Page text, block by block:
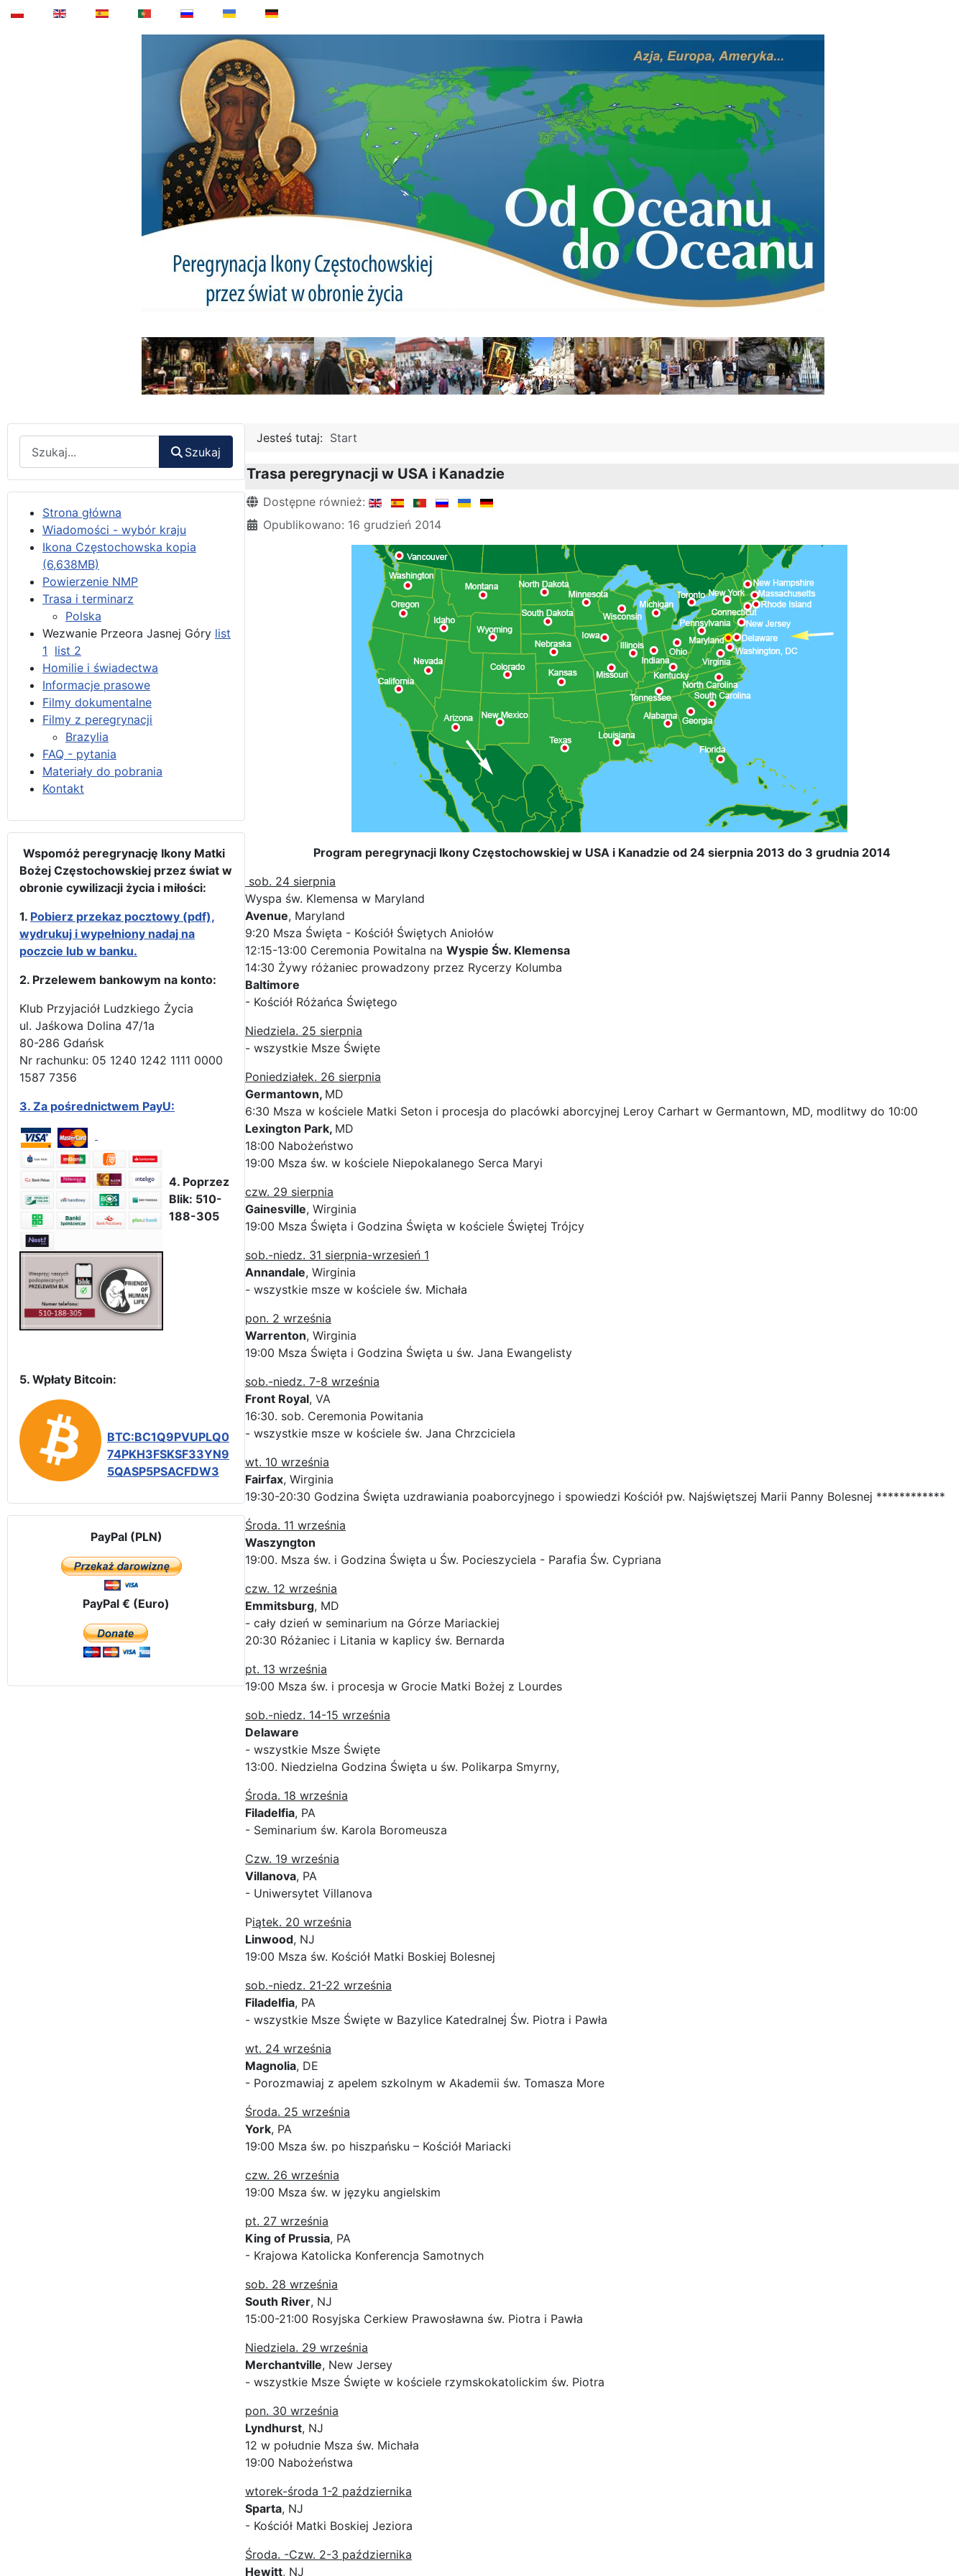
Szukaj
Strona główna
Wiadomości - wybór kraju
Ikona Częstochowska kopia
(6,638MB)
Powierzenie NMP
Trasa i terminarz
Polska
Wezwanie Przeora Jasnej Góry list
1 list 2
Homilie i świadectwa
Informacje prasowe
Filmy dokumentalne
Filmy z peregrynacji
Brazylia
FAQ - pytania
Materiały do pobrania
Kontakt
Wspomóż peregrynację Ikony Matki
Bożej Częstochowskiej przez świat w
obronie cywilizacji życia i miłości:
1. Pobierz przekaz pocztowy (pdf),
wydrukuj i wypełniony nadaj na
poczcie lub w banku.
2. Przelewem bankowym na konto:
Klub Przyjaciół Ludzkiego Życia
ul. Jaśkowa Dolina 47/1a
80-286 Gdańsk
Nr rachunku: 05 1240 1242 1111 0000
1587 7356
3. Za pośrednictwem PayU:
4. Poprzez
Blik: 510-
188-305
5. Wpłaty Bitcoin:
BTC:BC1Q9PVUPLQ0
74PKH3FSKSF33YN9
5QASP5PSACFDW3
PayPal (PLN)
PayPal € (Euro)
Jesteś tutaj: Start
Trasa peregrynacji w USA i Kanadzie
Szczegóły
Dostępne również:
Opublikowano: 16 grudzień 2014
Program peregrynacji Ikony Częstochowskiej w USA i Kanadzie od 24 sierpnia 2013 do 3 grudnia 2014
sob. 24 sierpnia
Wyspa św. Klemensa w Maryland
Avenue, Maryland
9:20 Msza Święta - Kościół Świętych Aniołów
12:15-13:00 Ceremonia Powitalna na Wyspie Św. Klemensa
14:30 Żywy różaniec prowadzony przez Rycerzy Kolumba
Baltimore
- Kościół Różańca Świętego
Niedziela. 25 sierpnia
- wszystkie Msze Święte
Poniedziałek. 26 sierpnia
Germantown, MD
6:30 Msza w kościele Matki Seton i procesja do placówki aborcyjnej Leroy Carhart w Germantown, MD, modlitwy do 10:00
Lexington Park, MD
18:00 Nabożeństwo
19:00 Msza św. w kościele Niepokalanego Serca Maryi
czw. 29 sierpnia
Gainesville, Wirginia
19:00 Msza Święta i Godzina Święta w kościele Świętej Trójcy
sob.-niedz. 31 sierpnia-wrzesień 1
Annandale, Wirginia
- wszystkie msze w kościele św. Michała
pon. 2 września
Warrenton, Wirginia
19:00 Msza Święta i Godzina Święta u św. Jana Ewangelisty
sob.-niedz. 7-8 września
Front Royal, VA
16:30. sob. Ceremonia Powitania
- wszystkie msze w kościele św. Jana Chrzciciela
wt. 10 września
Fairfax, Wirginia
19:30-20:30 Godzina Święta uzdrawiania poaborcyjnego i spowiedzi Kościół pw. Najświętszej Marii Panny Bolesnej ************
Środa. 11 września
Waszyngton
19:00. Msza św. i Godzina Święta u Św. Pocieszyciela - Parafia Św. Cypriana
czw. 12 września
Emmitsburg, MD
- cały dzień w seminarium na Górze Mariackiej
20:30 Różaniec i Litania w kaplicy św. Bernarda
pt. 13 września
19:00 Msza św. i procesja w Grocie Matki Bożej z Lourdes
sob.-niedz. 14-15 września
Delaware
- wszystkie Msze Święte
13:00. Niedzielna Godzina Święta u św. Polikarpa Smyrny,
Środa. 18 września
Filadelfia, PA
- Seminarium św. Karola Boromeusza
Czw. 19 września
Villanova, PA
- Uniwersytet Villanova
Piątek. 20 września
Linwood, NJ
19:00 Msza św. Kościół Matki Boskiej Bolesnej
sob.-niedz. 21-22 września
Filadelfia, PA
- wszystkie Msze Święte w Bazylice Katedralnej Św. Piotra i Pawła
wt. 24 września
Magnolia, DE
- Porozmawiaj z apelem szkolnym w Akademii św. Tomasza More
Środa. 25 września
York, PA
19:00 Msza św. po hiszpańsku – Kościół Mariacki
czw. 26 września
19:00 Msza św. w języku angielskim
pt. 27 września
King of Prussia, PA
- Krajowa Katolicka Konferencja Samotnych
sob. 28 września
South River, NJ
15:00-21:00 Rosyjska Cerkiew Prawosławna św. Piotra i Pawła
Niedziela. 29 września
Merchantville, New Jersey
- wszystkie Msze Święte w kościele rzymskokatolickim św. Piotra
pon. 30 września
Lyndhurst, NJ
12 w południe Msza św. Michała
19:00 Nabożeństwa
wtorek-środa 1-2 października
Sparta, NJ
- Kościół Matki Boskiej Jeziora
Środa. -Czw. 2-3 października
Hewitt, NJ